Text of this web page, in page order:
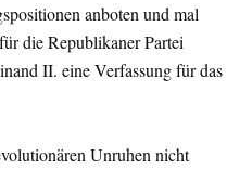
anboten und mal
die Republikaner Partei
II. eine Verfassung für das
Unruhen nicht